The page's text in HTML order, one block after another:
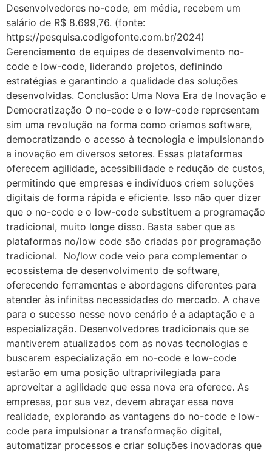
Desenvolvedores no-code, em média, recebem um
salário de R$ 8.699,76. (fonte:
https://pesquisa.codigofonte.com.br/2024)
Gerenciamento de equipes de desenvolvimento no-
code e low-code, liderando projetos, definindo
estratégias e garantindo a qualidade das soluções
desenvolvidas. Conclusão: Uma Nova Era de Inovação e
Democratização O no-code e o low-code representam
sim uma revolução na forma como criamos software,
democratizando o acesso à tecnologia e impulsionando
a inovação em diversos setores. Essas plataformas
oferecem agilidade, acessibilidade e redução de custos,
permitindo que empresas e indivíduos criem soluções
digitais de forma rápida e eficiente. Isso não quer dizer
que o no-code e o low-code substituem a programação
tradicional, muito longe disso. Basta saber que as
plataformas no/low code são criadas por programação
tradicional. No/low code veio para complementar o
ecossistema de desenvolvimento de software,
oferecendo ferramentas e abordagens diferentes para
atender às infinitas necessidades do mercado. A chave
para o sucesso nesse novo cenário é a adaptação e a
especialização. Desenvolvedores tradicionais que se
mantiverem atualizados com as novas tecnologias e
buscarem especialização em no-code e low-code
estarão em uma posição ultraprivilegiada para
aproveitar a agilidade que essa nova era oferece. As
empresas, por sua vez, devem abraçar essa nova
realidade, explorando as vantagens do no-code e low-
code para impulsionar a transformação digital,
automatizar processos e criar soluções inovadoras que